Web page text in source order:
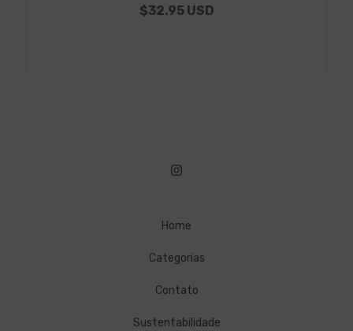
$32.95 USD
Home
Categorias
Contato
Sustentabilidade